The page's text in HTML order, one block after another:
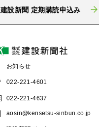
建設新聞 定期購読申込み
お知らせ
022-221-4601
022-221-4637
aosin@kensetsu-sinbun.co.jp